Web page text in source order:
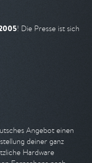
! Die Presse ist sich
Angebot einen
deiner ganz
Hardware